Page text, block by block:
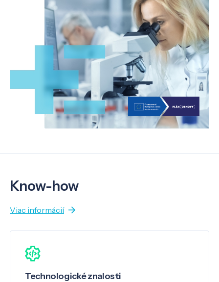
Know-how
Viac informácií
Technologické znalosti